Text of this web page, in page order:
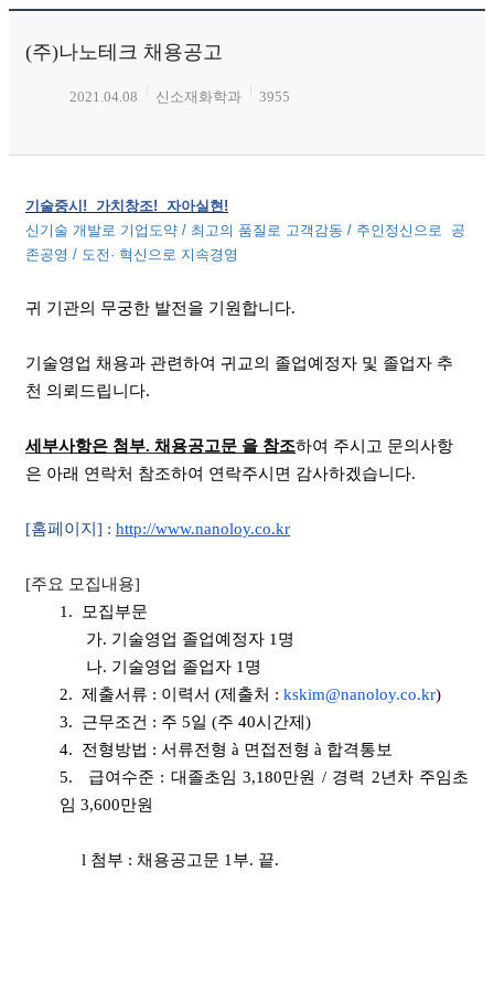
(주)나노테크 채용공고
2021.04.08 신소재화학과 3955
기술중시 ! 가치창조! 자아실현!
신기술 개발로 기업도약 / 최고의 품질로 고객감동 / 주인정신으로
공
존공영 / 도전· 혁신으로 지속경영
귀 기관의 무궁한 발전을 기원합니다.
기술영업 채용과 관련하여 귀교의 졸업예정자 및 졸업자 추
천 의뢰드립니다.
세부사항은 첨부. 채용공고문 을 참조하여 주시고 문의사항
은 아래 연락처 참조하여 연락주시면 감사하겠습니다.
[홈페이지 ] : http://www.nanoloy.co.kr
[주요 모집내용]
1.
모집부문
가. 기술영업 졸업예정자 1 명
나. 기술영업 졸업자 1 명
2. 제출서류 : 이력서 (제출처 : kskim@nanoloy.co.kr)
3.
근무조건 : 주 5일 (주 40시간제 )
4.
전형방법 : 서류전형 à 면접전형 à 합격통보
5.
급여수준 : 대졸초임 3,180만원 / 경력 2년차 주임초
임 3,600만원
l 첨부 : 채용공고문 1 부. 끝.